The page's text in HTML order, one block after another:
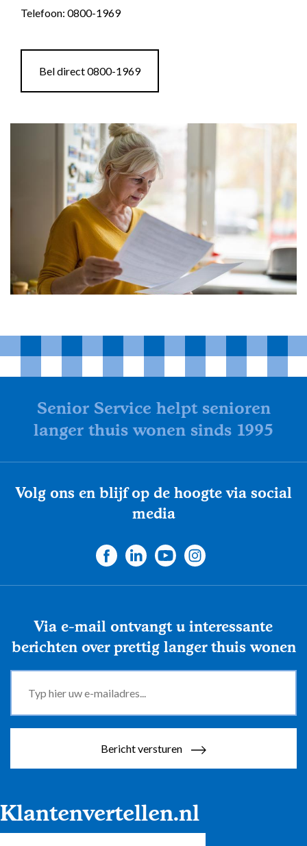
Telefoon: 0800-1969
Bel direct 0800-1969
Senior Service helpt senioren
langer thuis wonen sinds 1995
Volg ons en blijf op de hoogte via social
media
Via e-mail ontvangt u interessante
berichten over prettig langer thuis wonen
Bericht versturen
Klantenvertellen.nl